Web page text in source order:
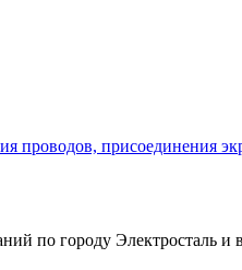
проводов, присоединения
по городу